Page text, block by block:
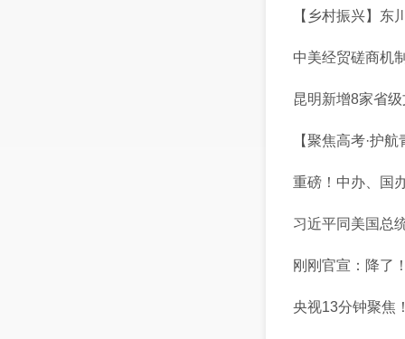
【乡村振兴】东
中美经贸磋商机
昆明新增8家省
【聚焦高考·护
重磅！中办、国
习近平同美国总
刚刚官宣：降了
央视13分钟聚焦